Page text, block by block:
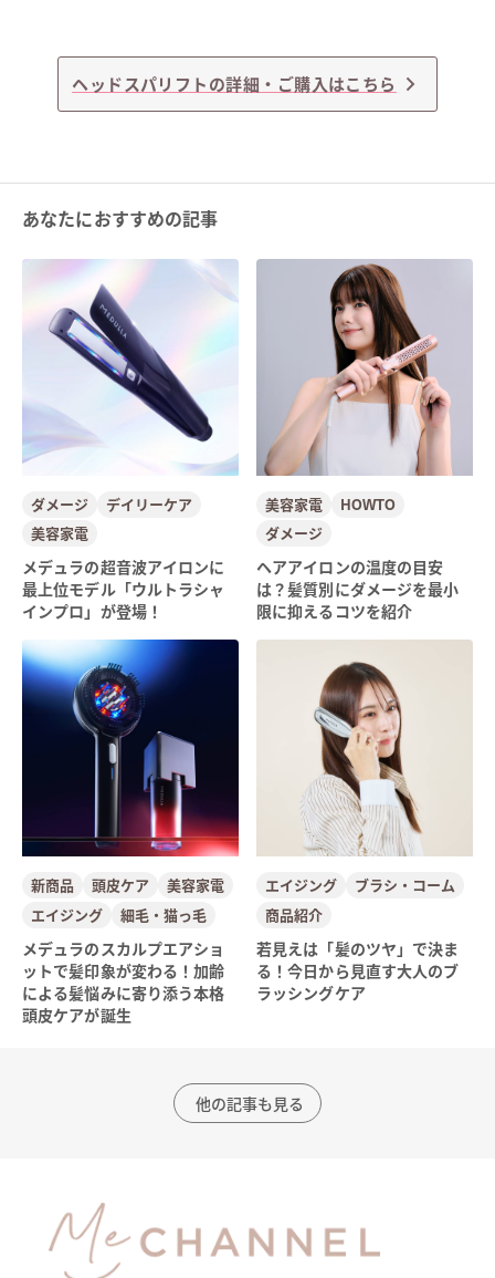
ヘッドスパリフトの詳細・ご購入はこちら
あなたにおすすめの記事
ダメージ
デイリーケア
美容家電
メデュラの超音波アイロンに
最上位モデル「ウルトラシャ
インプロ」が登場！
美容家電
HOWTO
ダメージ
ヘアアイロンの温度の目安
は？髪質別にダメージを最小
限に抑えるコツを紹介
新商品 頭皮ケア
美容家電
エイジング
細毛・猫っ毛
メデュラのスカルプエアショ
ットで髪印象が変わる！加齢
による髪悩みに寄り添う本格
頭皮ケアが誕生
エイジング
ブラシ・コーム
商品紹介
若見えは「髪のツヤ」で決ま
る！今日から見直す大人のブ
ラッシングケア
他の記事も見る